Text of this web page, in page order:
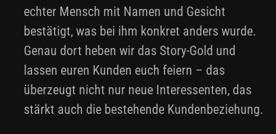
echter Mensch mit Namen und Gesicht
bestätigt, was bei ihm konkret anders wurde.
Genau dort heben wir das Story-Gold und
lassen euren Kunden euch feiern – das
überzeugt nicht nur neue Interessenten, das
stärkt auch die bestehende Kundenbeziehung.